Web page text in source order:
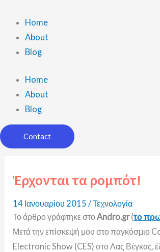
περιεχόμενο
Home
About
Blog
Home
About
Blog
Contact
Έρχονται τα ρομπότ!
14 Ιανουαρίου 2015/Τεχνολογία
Το άρθρο γράφτηκε στοAndro.gr(το
Μετά την επίσκεψή μου στο παγκόσμιο
Electronic Show (CES) στο Λας Βέγκας,